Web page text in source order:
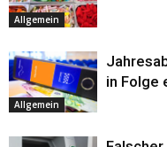
Allgemein
Allgemein
in Folge